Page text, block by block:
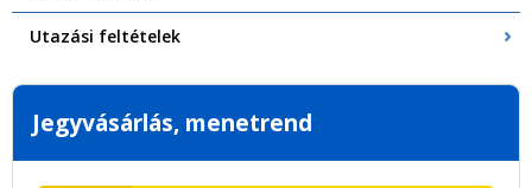
Utazási feltételek
Jegyvásárlás, menetrend